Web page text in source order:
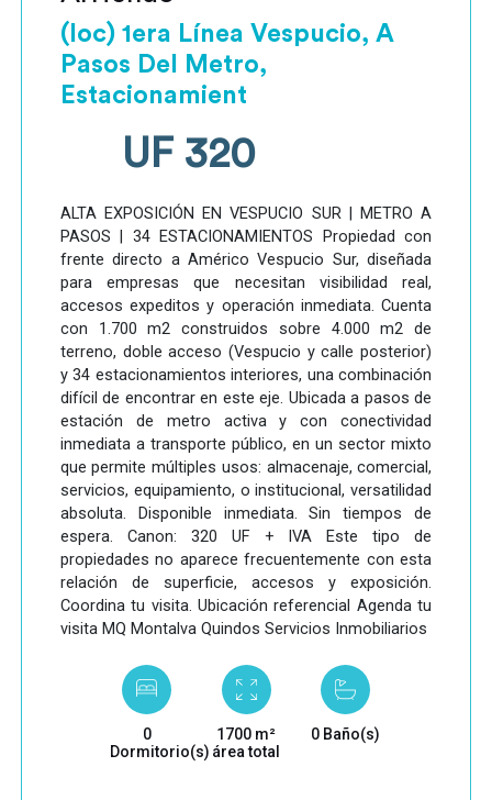
(loc) 1era Línea Vespucio, A
Pasos Del Metro,
Estacionamient
UF 320
ALTA EXPOSICIÓN EN VESPUCIO SUR | METRO A
PASOS | 34 ESTACIONAMIENTOS Propiedad con
frente directo a Américo Vespucio Sur, diseñada
para empresas que necesitan visibilidad real,
accesos expeditos y operación inmediata. Cuenta
con 1.700 m2 construidos sobre 4.000 m2 de
terreno, doble acceso (Vespucio y calle posterior)
y 34 estacionamientos interiores, una combinación
difícil de encontrar en este eje. Ubicada a pasos de
estación de metro activa y con conectividad
inmediata a transporte público, en un sector mixto
que permite múltiples usos: almacenaje, comercial,
servicios, equipamiento, o institucional, versatilidad
absoluta. Disponible inmediata. Sin tiempos de
espera. Canon: 320 UF + IVA Este tipo de
propiedades no aparece frecuentemente con esta
relación de superficie, accesos y exposición.
Coordina tu visita. Ubicación referencial Agenda tu
visita MQ Montalva Quindos Servicios Inmobiliarios
0
Dormitorio(s)
1700 m²
área total
0 Baño(s)